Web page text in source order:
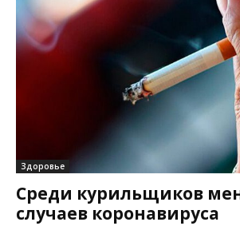
Здоровье
Среди курильщиков
случаев коронавируса